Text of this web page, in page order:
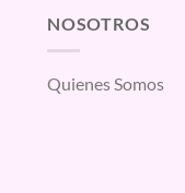
NOSOTROS
Quienes Somos